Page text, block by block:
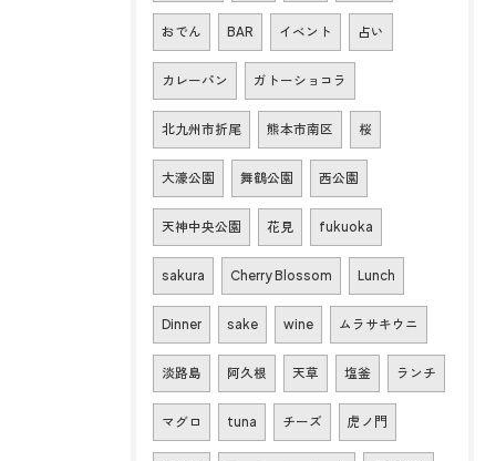
おでん BAR イベント 占い
カレーパン ガトーショコラ
北九州市折尾 熊本市南区 桜
大濠公園 舞鶴公園 西公園
天神中央公園 花見 fukuoka
sakura Cherry Blossom Lunch
Dinner sake wine ムラサキウニ
淡路島 阿久根 天草 塩釜 ランチ
マグロ tuna チーズ 虎ノ門